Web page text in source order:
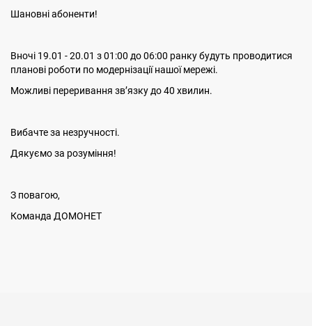
Шановні абоненти!
Вночі 19.01 - 20.01 з 01:00 до 06:00 ранку будуть проводитися
планові роботи по модернізації нашої мережі.
Можливі переривання звʼязку до 40 хвилин.
Вибачте за незручності.
Дякуємо за розуміння!
З повагою,
Команда ДОМОНЕТ